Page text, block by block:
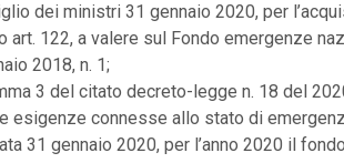
dei ministri 31 gennaio 2020, per
art. 122, a valere sul Fondo emergenze
2018, n. 1;
3 del citato decreto-legge n. 18 del
esigenze connesse allo stato di
31 gennaio 2020, per l’anno 2020 il